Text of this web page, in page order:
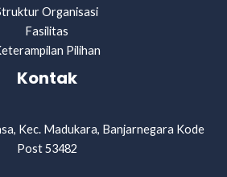
Organisasi
Fasilitas
Pilihan
Kontak
Kec. Madukara, Banjarnegara Kode
Post 53482